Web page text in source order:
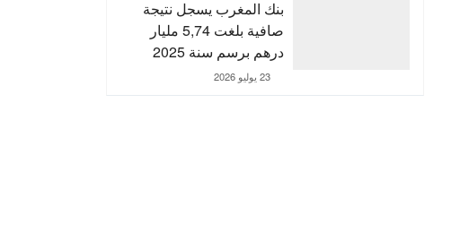
بنك المغرب يسجل نتيجة
صافية بلغت 5,74 مليار
درهم برسم سنة 2025
23 يوليو 2026